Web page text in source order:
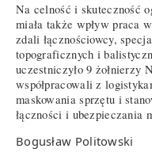
Na celność i skuteczność
miała także wpływ praca
zdali łącznościowcy,
topograficznych i
uczestniczyło 9 żołnierzy
współpracowali z
maskowania sprzętu i
łączności i ubezpieczania
Bogusław Politowski